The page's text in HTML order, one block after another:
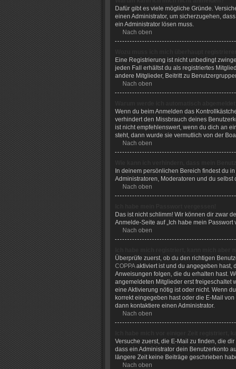
Dafür gibt es viele mögliche Gründe.
einen Administrator, um sicherzugehen,
ein Administrator lösen muss.
Nach oben
Eine Registrierung ist nicht unbedingt
jeden Fall erhältst du als registriertes
andere Mitglieder, Beitritt zu
Nach oben
Wenn du beim Anmelden das
verhindert den Missbrauch deines
ist nicht empfehlenswert, wenn du dich an
steht, dann wurde sie vermutlich von der
Nach oben
In deinem persönlichen Bereich findest du
Administratoren, Moderatoren und du
Nach oben
Das ist nicht schlimm! Wir können dir zwar
Anmelde-Seite auf „Ich habe mein
Nach oben
Überprüfe zuerst, ob du den richtigen
COPPAaktiviert ist und du angegeben hast,
Anweisungen folgen, die du erhalten hast.
angemeldeten Mitglieder erst freigeschaltet
eine Aktivierung nötig ist oder nicht. Wenn
korrekt eingegeben hast oder die E-Mail
dann kontaktiere einen Administrator.
Nach oben
Versuche zuerst, die E-Mail zu finden, die
dass ein Administrator dein Benutzerkonto
längere Zeit keine Beiträge geschrieben
Nach oben